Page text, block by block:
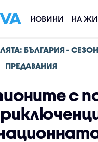
НОВИНИ НА
БЪЛГАРИЯ -
ПРЕДАВАНИЯ
с